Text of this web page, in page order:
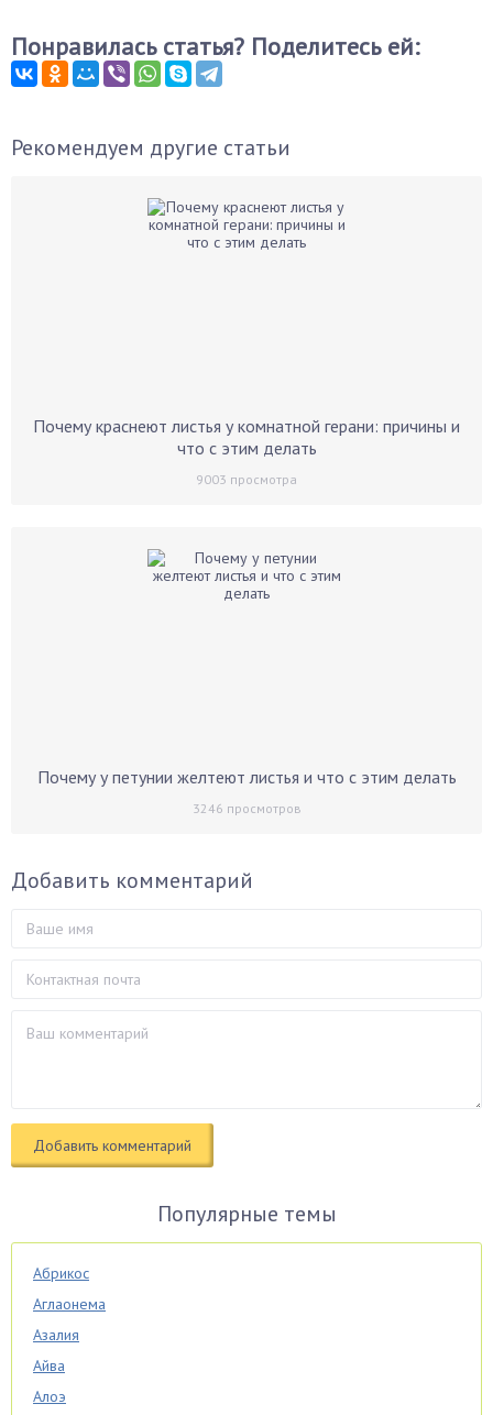
Понравилась статья? Поделитесь ей:
Рекомендуем другие статьи
Почему краснеют листья у комнатной герани: причины и
что с этим делать
9003 просмотра
Почему у петунии желтеют листья и что с этим делать
3246 просмотров
Добавить комментарий
Популярные темы
Абрикос
Аглаонема
Азалия
Айва
Алоэ